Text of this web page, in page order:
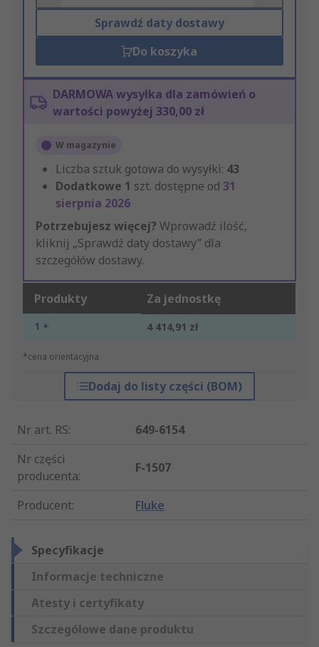
Sprawdź daty dostawy
Do koszyka
DARMOWA wysyłka dla zamówień o
wartości powyżej 330,00 zł
W magazynie
Liczba sztuk gotowa do wysyłki: 43
Dodatkowe 1 szt. dostępne od 31
sierpnia 2026
Potrzebujesz więcej? Wprowadź ilość,
kliknij „Sprawdź daty dostawy” dla
szczegółów dostawy.
Produkty Za jednostkę
1 + 4 414,91 zł
*cena orientacyjna
Dodaj do listy części (BOM)
Nr art. RS:
649-6154
Nr części
producenta:
F-1507
Producent: Fluke
Specyfikacje
Informacje techniczne
Atesty i certyfikaty
Szczegółowe dane produktu